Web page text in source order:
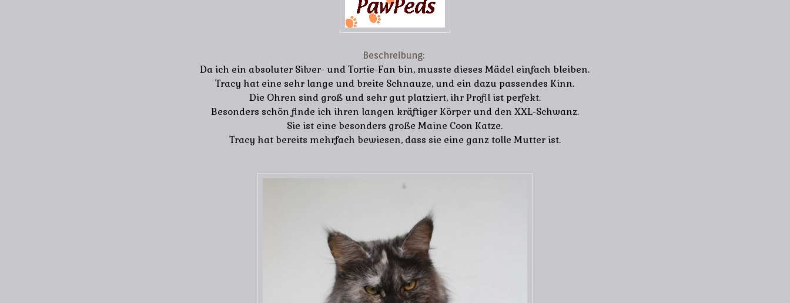
Beschreibung:
Da ich ein absoluter Silver- und Tortie-Fan bin, musste dieses Mädel einfach bleiben.
Tracy hat eine sehr lange und breite Schnauze, und ein dazu passendes Kinn.
Die Ohren sind groß und sehr gut platziert, ihr Profil ist perfekt.
Besonders schön finde ich ihren langen kräftiger Körper und den XXL-Schwanz.
Sie ist eine besonders große Maine Coon Katze.
Tracy hat bereits mehrfach bewiesen, dass sie eine ganz tolle Mutter ist.